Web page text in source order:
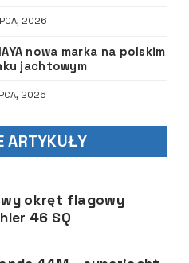
2026
nowa marka na polskim
jachtowym
2026
ARTYKUŁY
okręt flagowy
46 SQ